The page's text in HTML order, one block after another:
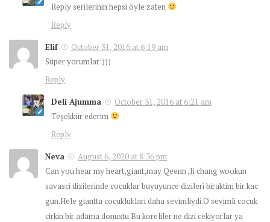
Reply serilerinin hepsi öyle zaten
Reply
Elif
October 31, 2016 at 6:19 am
Süper yorumlar:)))
Reply
Deli Ajumma
October 31, 2016 at 6:21 am
Teşekkür ederim
Reply
Neva
August 6, 2020 at 8:36 pm
Can you hear my heart,giant,may Qeenn ,Ji chang wookun
savasci dizilerinde cocuklar buyuyunce dizileri biraktim bir kac
gun.Hele giantta cocukluklari daha sevimliydi.O sevimli cocuk
cirkin bir adama donustu.Bu koreliler ne dizi cekiyorlar ya